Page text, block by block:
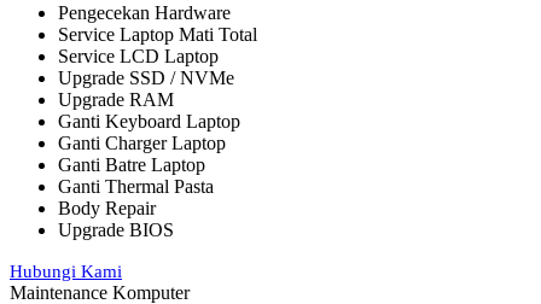
Pengecekan Hardware
Service Laptop Mati Total
Service LCD Laptop
Upgrade SSD / NVMe
Upgrade RAM
Ganti Keyboard Laptop
Ganti Charger Laptop
Ganti Batre Laptop
Ganti Thermal Pasta
Body Repair
Upgrade BIOS
Hubungi Kami
Maintenance Komputer